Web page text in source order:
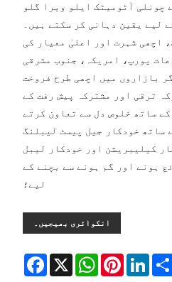
چونلی آٹومیٹک ایلو ویرا گلو
لیے یقین دہانی کر سکتے ہیں۔
اچھی شہرت اور اعلیٰ معیار کی
یورپ، امریکہ، جنوب مشرقی
بازاروں میں اچھی طرح فروخت
ترقی اور مشترکہ پیش رفت کے
ساتھ خلوص دل سے تعاون کرتے
ساتھ خودکار جیل پیسٹ لیبلنگ
کیلیبریشن اور خودکار لیبل
ہونے اور گم ہونے سے بچنے کے
لیے؛
انکوائری بھیجیں۔
Facebook X
WhatsAppPinterestLinkedIn